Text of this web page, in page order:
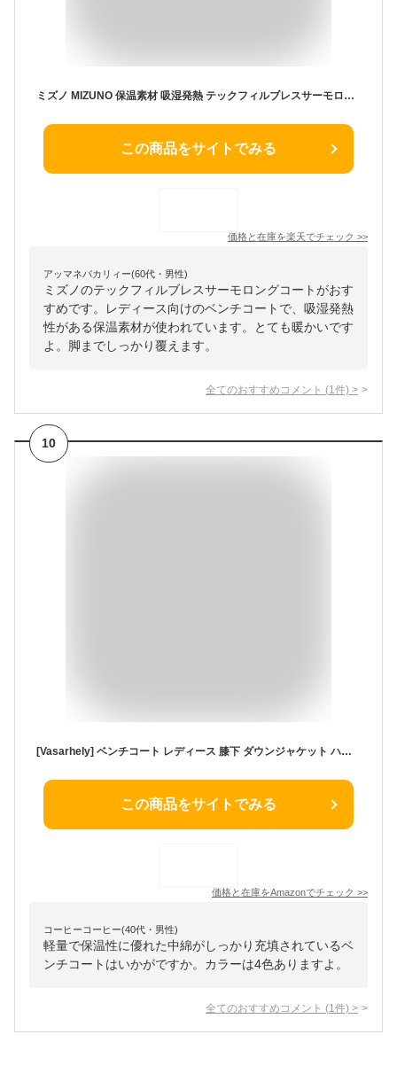
ミズノ MIZUNO 保温素材 吸湿発熱 テックフィルブレスサーモロングコート(ウィメンズ) レディース トレーニングウェア ベンチコート ロングコート 25FW (32MEC852)
この商品をサイトでみる
価格と在庫を楽天でチェック >>
アッマネバカリィー(60代・男性)
ミズノのテックフィルブレスサーモロングコートがおす
すめです。レディース向けのベンチコートで、吸湿発熱
性がある保温素材が使われています。とても暖かいです
よ。脚までしっかり覆えます。
全てのおすすめコメント (1 件) >
10
[Vasarhely] ベンチコート レディース 膝下 ダウンジャケット ハイネック ロング丈 ゆったり 中綿 フード付き 取り外し可能 無地 防寒 厚手 アウター 通勤 秋冬(XL ブラック)
この商品をサイトでみる
価格と在庫をAmazonでチェック >>
コーヒーコーヒー(40代・男性)
軽量で保温性に優れた中綿がしっかり充填されているベ
ンチコートはいかがですか。カラーは4色ありますよ。
全てのおすすめコメント (1 件) >